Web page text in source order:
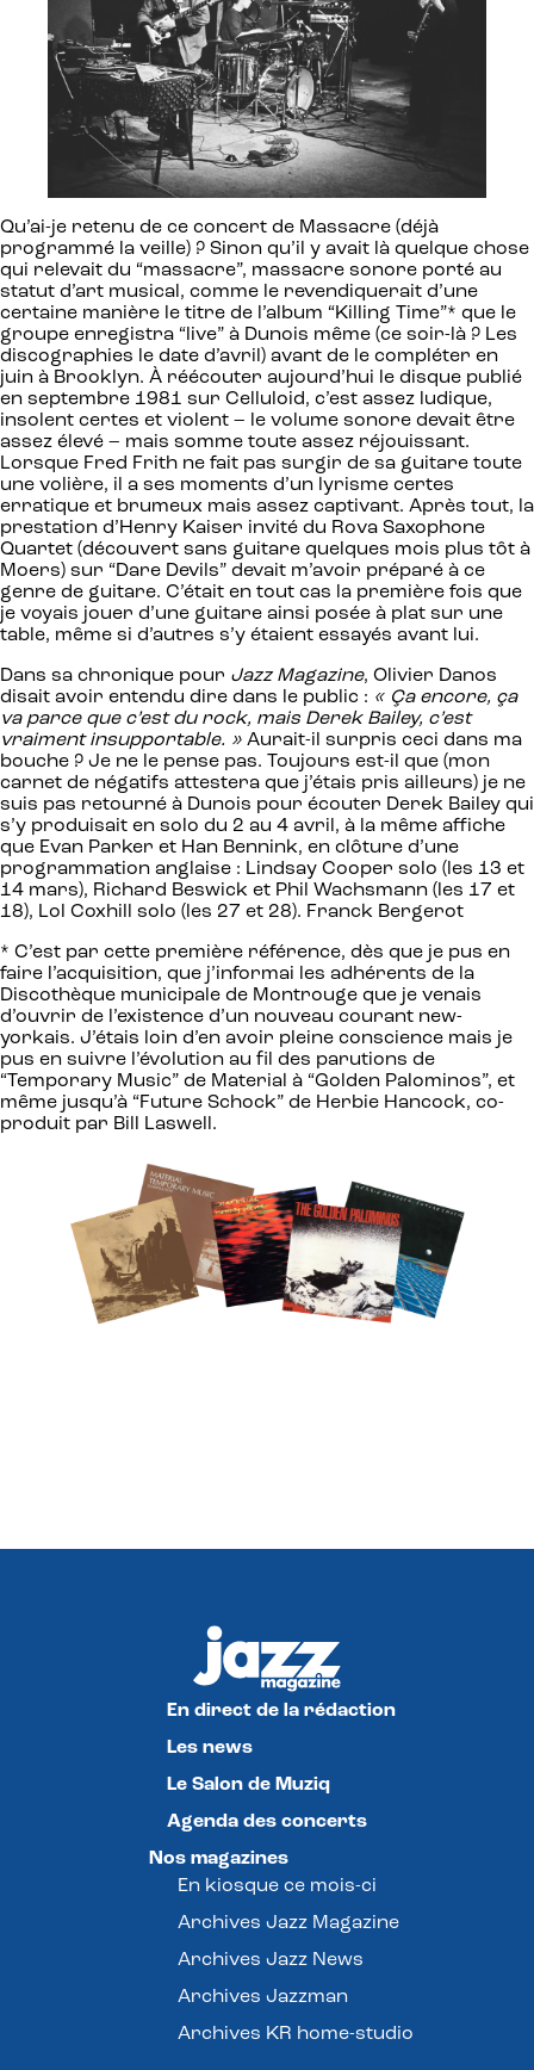
Qu’ai-je retenu de ce concert de Massacre (déjà
programmé la veille) ? Sinon qu’il y avait là quelque chose
qui relevait du “massacre”, massacre sonore porté au
statut d’art musical, comme le revendiquerait d’une
certaine manière le titre de l’album “Killing Time”* que le
groupe enregistra “live” à Dunois même (ce soir-là ? Les
discographies le date d’avril) avant de le compléter en
juin à Brooklyn. À réécouter aujourd’hui le disque publié
en septembre 1981 sur Celluloid, c’est assez ludique,
insolent certes et violent – le volume sonore devait être
assez élevé – mais somme toute assez réjouissant.
Lorsque Fred Frith ne fait pas surgir de sa guitare toute
une volière, il a ses moments d’un lyrisme certes
erratique et brumeux mais assez captivant. Après tout, la
prestation d’Henry Kaiser invité du Rova Saxophone
Quartet (découvert sans guitare quelques mois plus tôt à
Moers) sur “Dare Devils” devait m’avoir préparé à ce
genre de guitare. C’était en tout cas la première fois que
je voyais jouer d’une guitare ainsi posée à plat sur une
table, même si d’autres s’y étaient essayés avant lui.
Dans sa chronique pour Jazz Magazine, Olivier Danos
disait avoir entendu dire dans le public : « Ça encore, ça
va parce que c’est du rock, mais Derek Bailey, c’est
vraiment insupportable. » Aurait-il surpris ceci dans ma
bouche ? Je ne le pense pas. Toujours est-il que (mon
carnet de négatifs attestera que j’étais pris ailleurs) je ne
suis pas retourné à Dunois pour écouter Derek Bailey qui
s’y produisait en solo du 2 au 4 avril, à la même affiche
que Evan Parker et Han Bennink, en clôture d’une
programmation anglaise : Lindsay Cooper solo (les 13 et
14 mars), Richard Beswick et Phil Wachsmann (les 17 et
18), Lol Coxhill solo (les 27 et 28). Franck Bergerot
* C’est par cette première référence, dès que je pus en
faire l’acquisition, que j’informai les adhérents de la
Discothèque municipale de Montrouge que je venais
d’ouvrir de l’existence d’un nouveau courant new-
yorkais. J’étais loin d’en avoir pleine conscience mais je
pus en suivre l’évolution au fil des parutions de
“Temporary Music” de Material à “Golden Palominos”, et
même jusqu’à “Future Schock” de Herbie Hancock, co-
produit par Bill Laswell.
En direct de la rédaction
Les news
Le Salon de Muziq
Agenda des concerts
Nos magazines
En kiosque ce mois-ci
Archives Jazz Magazine
Archives Jazz News
Archives Jazzman
Archives KR home-studio